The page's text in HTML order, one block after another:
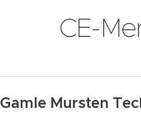
CE-
Gamle Mursten